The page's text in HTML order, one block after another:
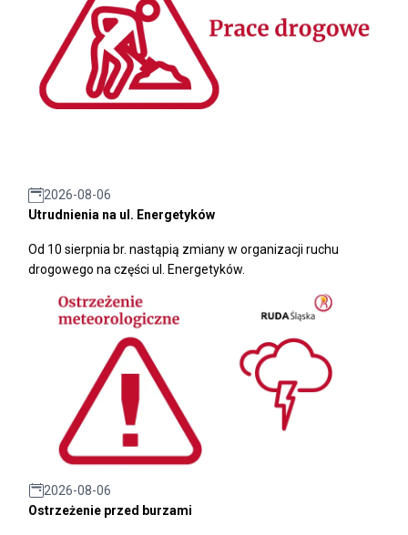
2026-08-06
Utrudnienia na ul. Energetyków
Od 10 sierpnia br. nastąpią zmiany w organizacji ruchu
drogowego na części ul. Energetyków.
2026-08-06
Ostrzeżenie przed burzami